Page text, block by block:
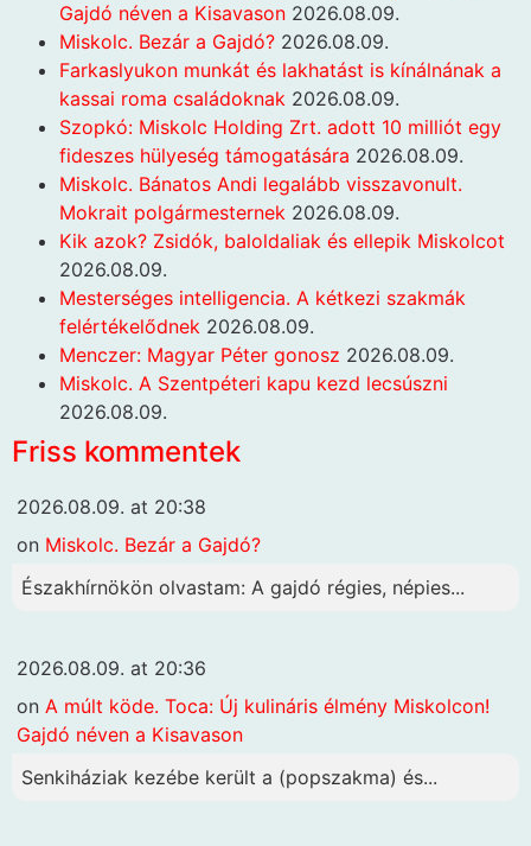
Gajdó néven a Kisavason 2026.08.09.
Miskolc. Bezár a Gajdó? 2026.08.09.
Farkaslyukon munkát és lakhatást is kínálnának a
kassai roma családoknak 2026.08.09.
Szopkó: Miskolc Holding Zrt. adott 10 milliót egy
fideszes hülyeség támogatására 2026.08.09.
Miskolc. Bánatos Andi legalább visszavonult.
Mokrait polgármesternek 2026.08.09.
Kik azok? Zsidók, baloldaliak és ellepik Miskolcot
2026.08.09.
Mesterséges intelligencia. A kétkezi szakmák
felértékelődnek 2026.08.09.
Menczer: Magyar Péter gonosz 2026.08.09.
Miskolc. A Szentpéteri kapu kezd lecsúszni
2026.08.09.
Friss kommentek
2026.08.09. at 20:38
on Miskolc. Bezár a Gajdó?
Északhírnökön olvastam: A gajdó régies, népies...
2026.08.09. at 20:36
on A múlt köde. Toca: Új kulináris élmény Miskolcon!
Gajdó néven a Kisavason
Senkiháziak kezébe került a (popszakma) és...